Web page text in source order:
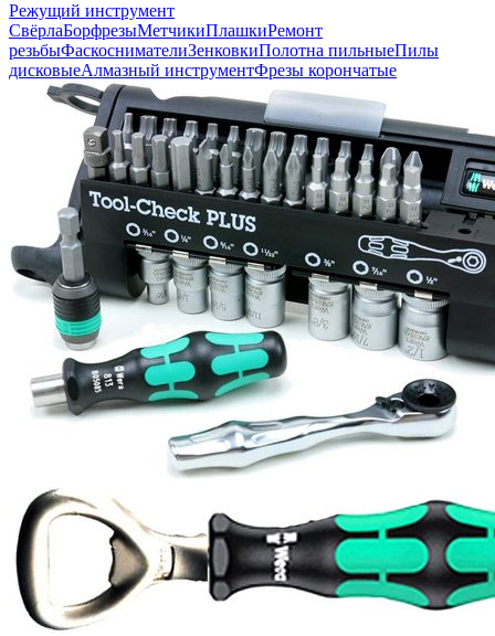
Режущий инструмент
СвёрлаБорфрезыМетчикиПлашкиРемонт
резьбыФаскоснимателиЗенковкиПолотна пильныеПилы
дисковыеАлмазный инструментФрезы корончатые